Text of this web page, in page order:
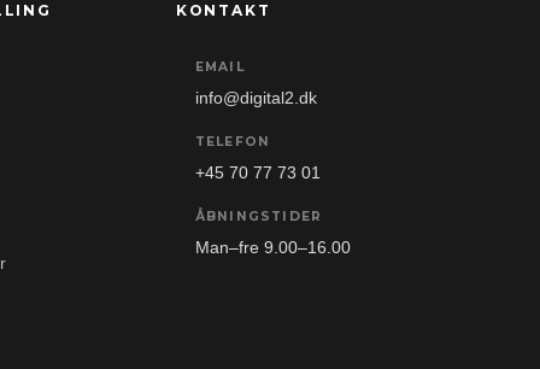
KONTAKT
EMAIL
info@digital2.dk
TELEFON
+45 70 77 73 01
ÅBNINGSTIDER
Man–fre 9.00–16.00